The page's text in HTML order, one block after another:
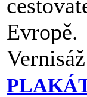
Evropě.